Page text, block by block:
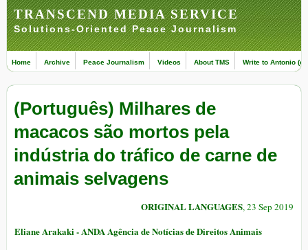
TRANSCEND MEDIA SERVICE
Solutions-Oriented Peace Journalism
Home Archive Peace Journalism Videos About TMS Write to Antonio
(Português) Milhares de
macacos são mortos pela
indústria do tráfico de carne de
animais selvagens
ORIGINAL LANGUAGES, 23 Sep 2019
Eliane Arakaki - ANDA Agência de Notícias de Direitos Animais